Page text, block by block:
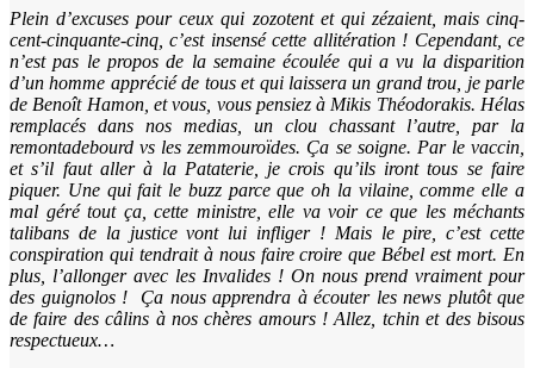
Plein d’excuses pour ceux qui zozotent et qui zézaient, mais cinq-
cent-cinquante-cinq, c’est insensé cette allitération ! Cependant, ce
n’est pas le propos de la semaine écoulée qui a vu la disparition
d’un homme apprécié de tous et qui laissera un grand trou, je parle
de Benoît Hamon, et vous, vous pensiez à Mikis Théodorakis. Hélas
remplacés dans nos medias, un clou chassant l’autre, par la
remontadebourd vs les zemmouroïdes. Ça se soigne. Par le vaccin,
et s’il faut aller à la Pataterie, je crois qu’ils iront tous se faire
piquer. Une qui fait le buzz parce que oh la vilaine, comme elle a
mal géré tout ça, cette ministre, elle va voir ce que les méchants
talibans de la justice vont lui infliger ! Mais le pire, c’est cette
conspiration qui tendrait à nous faire croire que Bébel est mort. En
plus, l’allonger avec les Invalides ! On nous prend vraiment pour
des guignolos ! Ça nous apprendra à écouter les news plutôt que
de faire des câlins à nos chères amours ! Allez, tchin et des bisous
respectueux…